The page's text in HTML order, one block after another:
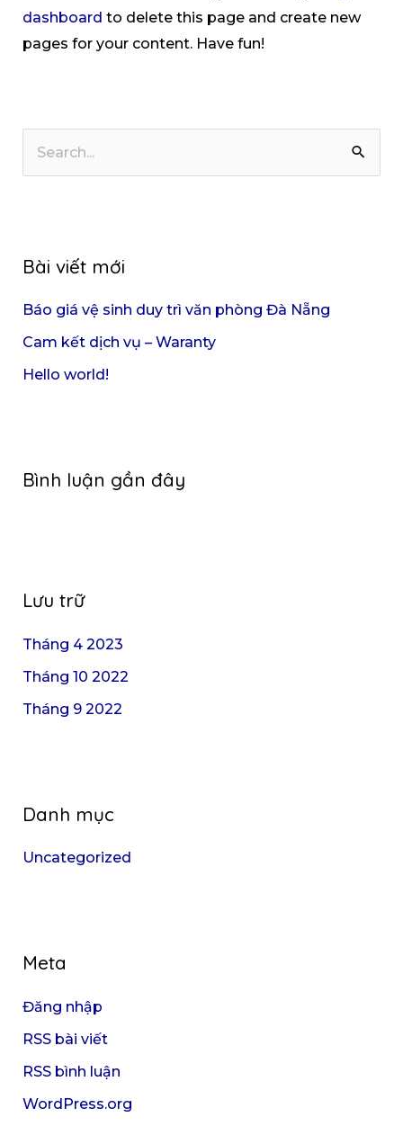
dashboard to delete this page and create new
pages for your content. Have fun!
Bài viết mới
Báo giá vệ sinh duy trì văn phòng Đà Nẵng
Cam kết dịch vụ – Waranty
Hello world!
Bình luận gần đây
Lưu trữ
Tháng 4 2023
Tháng 10 2022
Tháng 9 2022
Danh mục
Uncategorized
Meta
Đăng nhập
RSS bài viết
RSS bình luận
WordPress.org